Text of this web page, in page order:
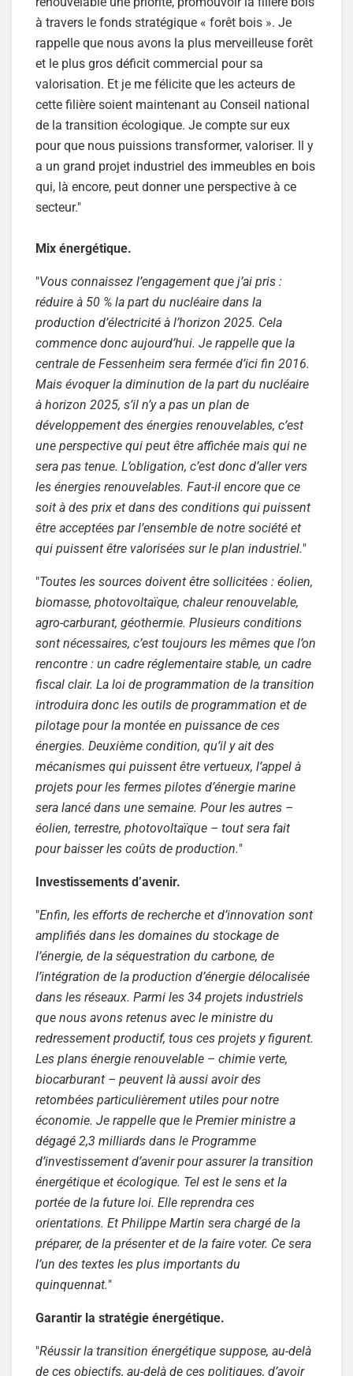
à travers le fonds stratégique « forêt bois ». Je
rappelle que nous avons la plus merveilleuse forêt
et le plus gros déficit commercial pour sa
valorisation. Et je me félicite que les acteurs de
cette filière soient maintenant au Conseil national
de la transition écologique. Je compte sur eux
pour que nous puissions transformer, valoriser. Il y
a un grand projet industriel des immeubles en bois
qui, là encore, peut donner une perspective à ce
secteur."
Mix énergétique.
"Vous connaissez l’engagement que j’ai pris :
réduire à 50 % la part du nucléaire dans la
production d’électricité à l’horizon 2025. Cela
commence donc aujourd’hui. Je rappelle que la
centrale de Fessenheim sera fermée d’ici fin 2016.
Mais évoquer la diminution de la part du nucléaire
à horizon 2025, s’il n’y a pas un plan de
développement des énergies renouvelables, c’est
une perspective qui peut être affichée mais qui ne
sera pas tenue. L’obligation, c’est donc d’aller vers
les énergies renouvelables. Faut-il encore que ce
soit à des prix et dans des conditions qui puissent
être acceptées par l’ensemble de notre société et
qui puissent être valorisées sur le plan industriel."
"Toutes les sources doivent être sollicitées : éolien,
biomasse, photovoltaïque, chaleur renouvelable,
agro-carburant, géothermie. Plusieurs conditions
sont nécessaires, c’est toujours les mêmes que l’on
rencontre : un cadre réglementaire stable, un cadre
fiscal clair. La loi de programmation de la transition
introduira donc les outils de programmation et de
pilotage pour la montée en puissance de ces
énergies. Deuxième condition, qu’il y ait des
mécanismes qui puissent être vertueux, l’appel à
projets pour les fermes pilotes d’énergie marine
sera lancé dans une semaine. Pour les autres –
éolien, terrestre, photovoltaïque – tout sera fait
pour baisser les coûts de production."
Investissements d’avenir.
"Enfin, les efforts de recherche et d’innovation sont
amplifiés dans les domaines du stockage de
l’énergie, de la séquestration du carbone, de
l’intégration de la production d’énergie délocalisée
dans les réseaux. Parmi les 34 projets industriels
que nous avons retenus avec le ministre du
redressement productif, tous ces projets y figurent.
Les plans énergie renouvelable – chimie verte,
biocarburant – peuvent là aussi avoir des
retombées particulièrement utiles pour notre
économie. Je rappelle que le Premier ministre a
dégagé 2,3 milliards dans le Programme
d’investissement d’avenir pour assurer la transition
énergétique et écologique. Tel est le sens et la
portée de la future loi. Elle reprendra ces
orientations. Et Philippe Martin sera chargé de la
préparer, de la présenter et de la faire voter. Ce sera
l’un des textes les plus importants du
quinquennat."
Garantir la stratégie énergétique.
"Réussir la transition énergétique suppose, au-delà
de ces objectifs, au-delà de ces politiques, d’avoir